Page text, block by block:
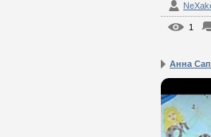
1
Анна